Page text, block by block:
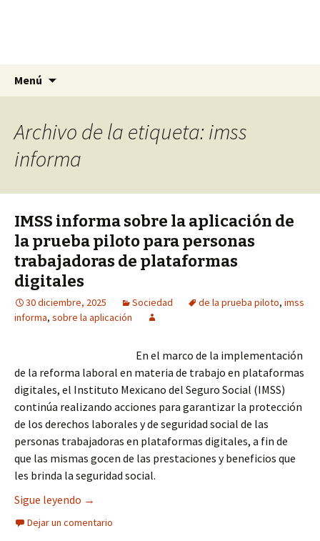
La Yunta de Tepic
La nueva opción en información
Menú
Archivo de la etiqueta: imss
informa
IMSS informa sobre la aplicación de
la prueba piloto para personas
trabajadoras de plataformas
digitales
30 diciembre, 2025 Sociedad de la prueba piloto, imss
informa, sobre la aplicación
En el marco de la implementación
de la reforma laboral en materia de trabajo en plataformas
digitales, el Instituto Mexicano del Seguro Social (IMSS)
continúa realizando acciones para garantizar la protección
de los derechos laborales y de seguridad social de las
personas trabajadoras en plataformas digitales, a fin de
que las mismas gocen de las prestaciones y beneficios que
les brinda la seguridad social.
Sigue leyendo IMSS informa sobre la aplicación de la prueba
→
Dejar un comentario